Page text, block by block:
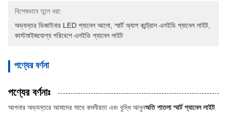
বিশেষভাবে তুলে ধরা:
অভ্যন্তর ডিজাইনার LED প্যানেল আলো , স্মার্ট অ্যাপ কন্ট্রোল এলইডি প্যানেল লাইট
কাস্টমাইজযোগ্য পরিবেশে এলইডি প্যানেল লাইট
পণ্যের বর্ণনা
পণ্যের বর্ণনাঃ
আপনার অভ্যন্তরে আমাদের সাথে কমনীয়তা এবং বুদ্ধি আনুনঅতি পাতলা স্মার্ট প্যানেল লাইট.